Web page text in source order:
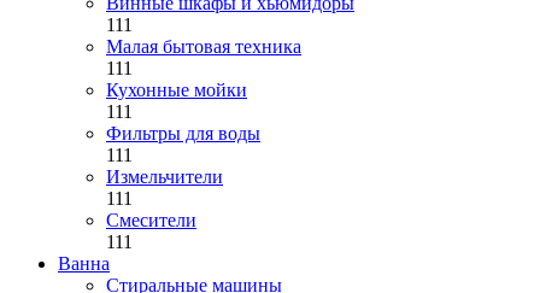
111
Малая бытовая техника
111
Кухонные мойки
111
Фильтры для воды
111
Измельчители
111
Смесители
111
Ванна
Стиральные машины